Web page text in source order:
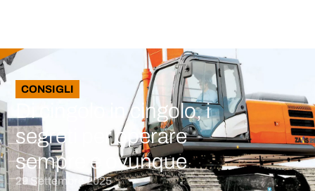
CONSIGLI
Di cingolo in cingolo, i
segreti per operare
sempre e ovunque
29 Settembre 2025